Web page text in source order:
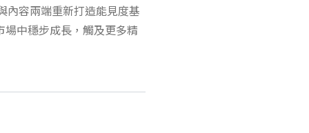
內容兩端重新打造能見度基
中穩步成長，觸及更多精